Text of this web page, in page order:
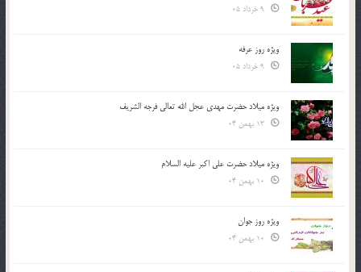
ویژه روز عرفه
ویژه میلاد حضرت مهدی عجل الله تعالی فرجه الشريف
ویژه میلاد حضرت علی اکبر علیه السلام
ویژه روز جوان